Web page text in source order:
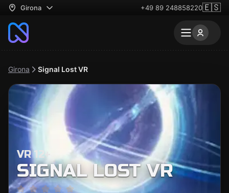
Girona +49 89 248858220🇪🇸
Girona Signal Lost VR
VR 12+
SIGNAL LOST VR